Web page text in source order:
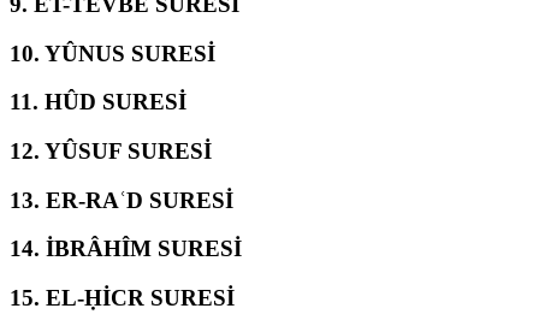
10. YÛNUS SURESİ
11. HÛD SURESİ
12. YÛSUF SURESİ
13. ER-RAʿD SURESİ
14. İBRÂHÎM SURESİ
15. EL-ḤİCR SURESİ